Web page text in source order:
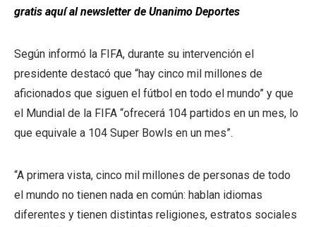
gratis aquí al newsletter de Unanimo Deportes
Según informó la FIFA, durante su intervención el
presidente destacó que “hay cinco mil millones de
aficionados que siguen el fútbol en todo el mundo” y que
el Mundial de la FIFA “ofrecerá 104 partidos en un mes, lo
que equivale a 104 Super Bowls en un mes”.
“A primera vista, cinco mil millones de personas de todo
el mundo no tienen nada en común: hablan idiomas
diferentes y tienen distintas religiones, estratos sociales